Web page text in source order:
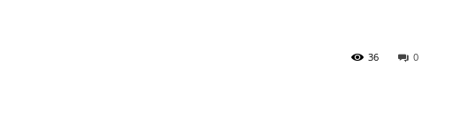
0
36